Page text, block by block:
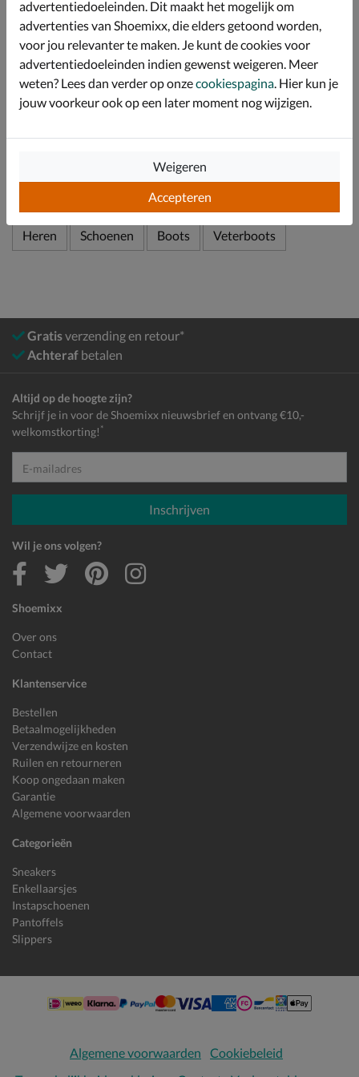
uitstekende demping.
Afgewerkt met een lichtgewicht PU-loopzool wat met
zijn schokabsorberende werking bijdraagt aan hoge
comfort wat deze sneaker te bieden heeft.
Bekijk meer
Heren Schoenen Boots Veterboots
Gratisverzending en retour*
Achteraf betalen
Shoemixx
Over ons
Contact
Klantenservice
Bestellen
Betaalmogelijkheden
Verzendwijze en kosten
Ruilen en retourneren
Koop ongedaan maken
Garantie
Algemene voorwaarden
Categorieën
Sneakers
Enkellaarsjes
Instapschoenen
Pantoffels
Slippers
Altijd op de hoogte zijn?
Schrijf je in voor de Shoemixx nieuwsbrief en ontvang €10,-
welkomstkorting! *
E-mailadres
Inschrijven
Wil je ons volgen?
Algemene voorwaarden
Cookiebeleid
advertentiedoeleinden. Dit maakt het mogelijk om
advertenties van Shoemixx, die elders getoond worden,
voor jou relevanter te maken. Je kunt de cookies voor
advertentiedoeleinden indien gewenst weigeren. Meer
weten? Lees dan verder op onzecookiespagina . Hier kun je
jouw voorkeur ook op een later moment nog wijzigen.
Accepteren
Weigeren